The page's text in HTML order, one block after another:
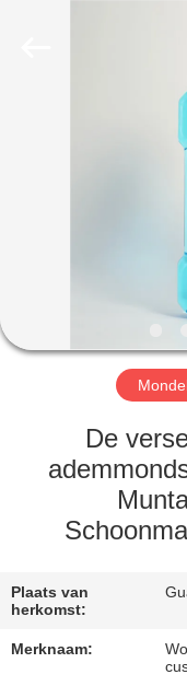
ONGEVEER
ONS
ONS
De
Plaats van
herkomst:
Merknaam: